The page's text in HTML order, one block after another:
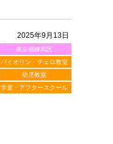
2025年9月13日
東京都練馬区
バイオリン・チェロ教室
幼児教室
学童・アフタースクール